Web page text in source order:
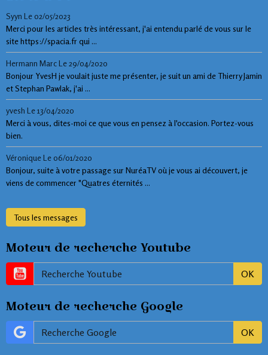
Syyn Le 02/05/2023
Merci pour les articles très intéressant, j'ai entendu parlé de vous sur le
site https://spacia.fr qui ...
Hermann MarcLe 29/04/2020
Bonjour YvesH je voulait juste me présenter, je suit un ami de Thierry Jamin
et Stephan Pawlak, j'ai ...
yvesh Le 13/04/2020
Merci à vous, dites-moi ce que vous en pensez à l'occasion. Portez-vous
bien.
VéroniqueLe 06/01/2020
Bonjour, suite à votre passage sur NuréaTV où je vous ai découvert, je
viens de commencer "Quatres éternités ...
Tous les messages
Moteur de recherche Youtube
OK
Moteur de recherche Google
OK